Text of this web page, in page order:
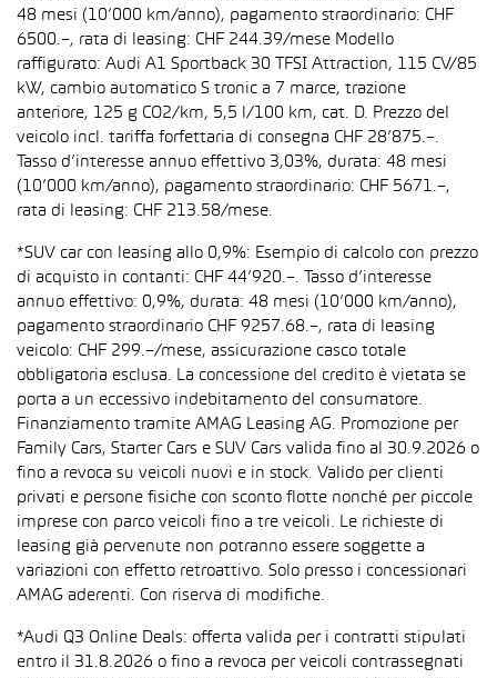
48 mesi (10’000 km/anno), pagamento straordinario: CHF
6500.–, rata di leasing: CHF 244.39/mese Modello
raffigurato: Audi A1 Sportback 30 TFSI Attraction, 115 CV/85
kW, cambio automatico S tronic a 7 marce, trazione
anteriore, 125 g CO2/km, 5,5 l/100 km, cat. D. Prezzo del
veicolo incl. tariffa forfettaria di consegna CHF 28’875.–.
Tasso d’interesse annuo effettivo 3,03%, durata: 48 mesi
(10’000 km/anno), pagamento straordinario: CHF 5671.–,
rata di leasing: CHF 213.58/mese.
*SUV car con leasing allo 0,9%: Esempio di calcolo con prezzo
di acquisto in contanti: CHF 44’920.–. Tasso d’interesse
annuo effettivo: 0,9%, durata: 48 mesi (10’000 km/anno),
pagamento straordinario CHF 9257.68.–, rata di leasing
veicolo: CHF 299.–/mese, assicurazione casco totale
obbligatoria esclusa. La concessione del credito è vietata se
porta a un eccessivo indebitamento del consumatore.
Finanziamento tramite AMAG Leasing AG. Promozione per
Family Cars, Starter Cars e SUV Cars valida fino al 30.9.2026 o
fino a revoca su veicoli nuovi e in stock. Valido per clienti
privati e persone fisiche con sconto flotte nonché per piccole
imprese con parco veicoli fino a tre veicoli. Le richieste di
leasing già pervenute non potranno essere soggette a
variazioni con effetto retroattivo. Solo presso i concessionari
AMAG aderenti. Con riserva di modifiche.
*Audi Q3 Online Deals: offerta valida per i contratti stipulati
entro il 31.8.2026 o fino a revoca per veicoli contrassegnati